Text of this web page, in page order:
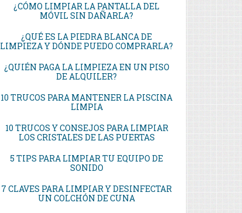
¿CÓMO LIMPIAR LA PANTALLA DEL
MÓVIL SIN DAÑARLA?
¿QUÉ ES LA PIEDRA BLANCA DE
LIMPIEZA Y DÓNDE PUEDO COMPRARLA?
¿QUIÉN PAGA LA LIMPIEZA EN UN PISO
DE ALQUILER?
10 TRUCOS PARA MANTENER LA PISCINA
LIMPIA
10 TRUCOS Y CONSEJOS PARA LIMPIAR
LOS CRISTALES DE LAS PUERTAS
5 TIPS PARA LIMPIAR TU EQUIPO DE
SONIDO
7 CLAVES PARA LIMPIAR Y DESINFECTAR
UN COLCHÓN DE CUNA